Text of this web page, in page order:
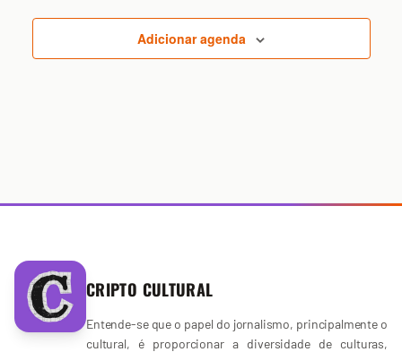
Adicionar agenda
CRIPTO CULTURAL
Entende-se que o papel do jornalismo, principalmente o
cultural, é proporcionar a diversidade de culturas,